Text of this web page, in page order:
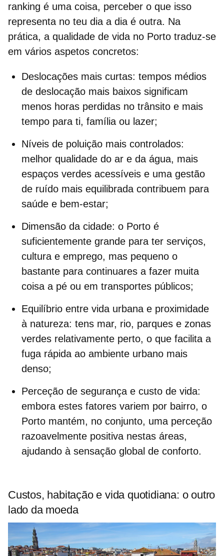
ranking é uma coisa, perceber o que isso
representa no teu dia a dia é outra. Na
prática, a qualidade de vida no Porto traduz-se
em vários aspetos concretos:
Deslocações mais curtas: tempos médios
de deslocação mais baixos significam
menos horas perdidas no trânsito e mais
tempo para ti, família ou lazer;
Níveis de poluição mais controlados:
melhor qualidade do ar e da água, mais
espaços verdes acessíveis e uma gestão
de ruído mais equilibrada contribuem para
saúde e bem-estar;
Dimensão da cidade: o Porto é
suficientemente grande para ter serviços,
cultura e emprego, mas pequeno o
bastante para continuares a fazer muita
coisa a pé ou em transportes públicos;
Equilíbrio entre vida urbana e proximidade
à natureza: tens mar, rio, parques e zonas
verdes relativamente perto, o que facilita a
fuga rápida ao ambiente urbano mais
denso;
Perceção de segurança e custo de vida:
embora estes fatores variem por bairro, o
Porto mantém, no conjunto, uma perceção
razoavelmente positiva nestas áreas,
ajudando à sensação global de conforto.
Custos, habitação e vida quotidiana: o outro
lado da moeda